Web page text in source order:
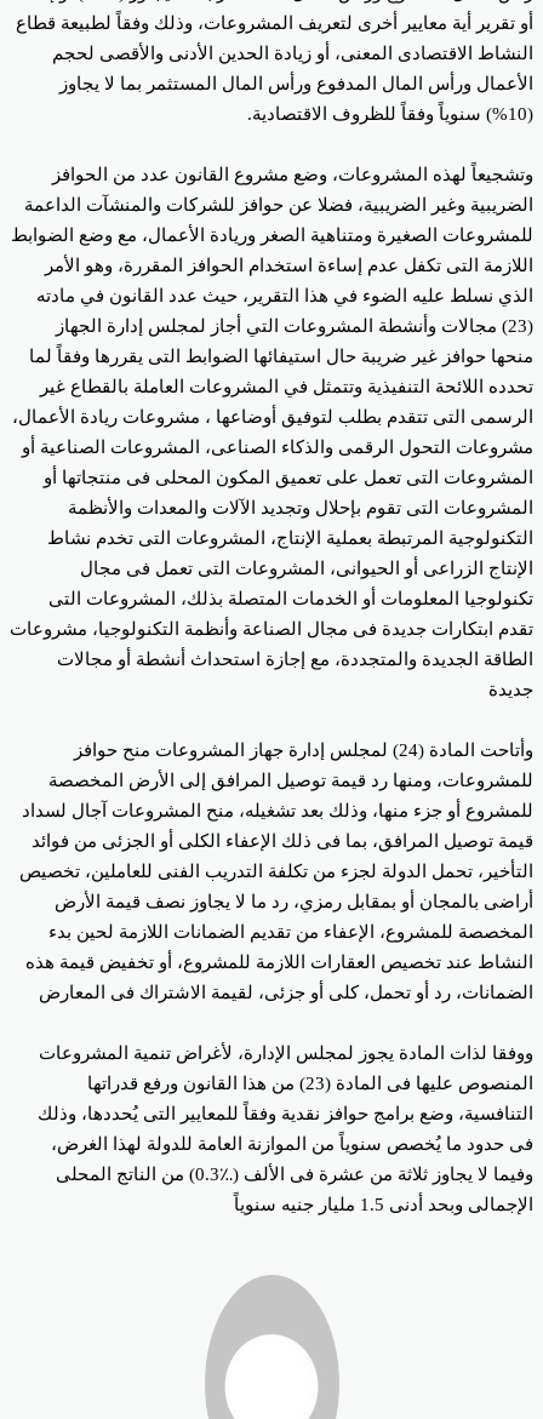
تقرير أية معايير أخرى لتعريف المشروعات، وذلك وفقاً لطبيعة قطاع
الاقتصادى المعنى، أو زيادة الحدين الأدنى والأقصى لحجم
ورأس المال المدفوع ورأس المال المستثمر بما لا يجاوز
لهذه المشروعات، وضع مشروع القانون عدد من الحوافز
وغير الضريبية، فضلا عن حوافز للشركات والمنشآت الداعمة
الصغيرة ومتناهية الصغر وريادة الأعمال، مع وضع الضوابط
التى تكفل عدم إساءة استخدام الحوافز المقررة، وهو الأمر
نسلط عليه الضوء في هذا التقرير، حيث عدد القانون في مادته
(23) مجالات وأنشطة المشروعات التي أجاز لمجلس إدارة الجهاز
حوافز غير ضريبة حال استيفائها الضوابط التى يقررها وفقاً لما
اللائحة التنفيذية وتتمثل في المشروعات العاملة بالقطاع غير
التى تتقدم بطلب لتوفيق أوضاعها ، مشروعات ريادة الأعمال،
التحول الرقمى والذكاء الصناعى، المشروعات الصناعية أو
التى تعمل على تعميق المكون المحلى فى منتجاتها أو
التى تقوم بإحلال وتجديد الآلات والمعدات والأنظمة
المرتبطة بعملية الإنتاج، المشروعات التى تخدم نشاط
الزراعى أو الحيوانى، المشروعات التى تعمل فى مجال
المعلومات أو الخدمات المتصلة بذلك، المشروعات التى
ابتكارات جديدة فى مجال الصناعة وأنظمة التكنولوجيا، مشروعات
الجديدة والمتجددة، مع إجازة استحداث أنشطة أو مجالات
وأتاحت المادة (24) لمجلس إدارة جهاز المشروعات منح حوافز
ومنها رد قيمة توصيل المرافق إلى الأرض المخصصة
أو جزء منها، وذلك بعد تشغيله، منح المشروعات آجال لسداد
توصيل المرافق، بما فى ذلك الإعفاء الكلى أو الجزئى من فوائد
تحمل الدولة لجزء من تكلفة التدريب الفنى للعاملين، تخصيص
بالمجان أو بمقابل رمزي، رد ما لا يجاوز نصف قيمة الأرض
للمشروع، الإعفاء من تقديم الضمانات اللازمة لحين بدء
عند تخصيص العقارات اللازمة للمشروع، أو تخفيض قيمة هذه
رد أو تحمل، كلى أو جزئى، لقيمة الاشتراك فى المعارض
لذات المادة يجوز لمجلس الإدارة، لأغراض تنمية المشروعات
المنصوص عليها فى المادة (23) من هذا القانون ورفع قدراتها
وضع برامج حوافز نقدية وفقاً للمعايير التى يُحددها، وذلك
حدود ما يُخصص سنوياً من الموازنة العامة للدولة لهذا الغرض،
وفيما لا يجاوز ثلاثة من عشرة فى الألف (؉0.3) من الناتج المحلى
وبحد أدنى 1.5 مليار جنيه سنوياً